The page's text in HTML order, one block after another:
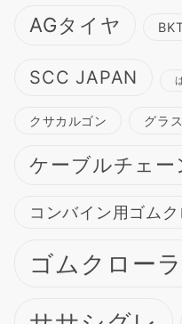
AGタイヤ
SCC JAPAN
クサカルゴン グラ
ケーブルチェー
コンバイン用ゴムク
ゴムクロー